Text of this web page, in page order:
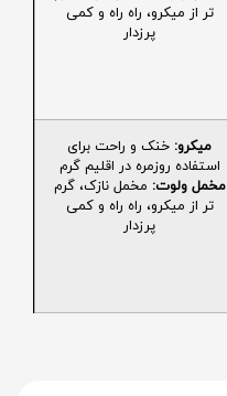
تر از میکرو، راه راه و کمی
پرزدار
میکرو: خنک و راحت برای
استفاده روزمره در اقلیم گرم
مخمل ولوت: مخمل نازک، گرم
تر از میکرو، راه راه و کمی
پرزدار